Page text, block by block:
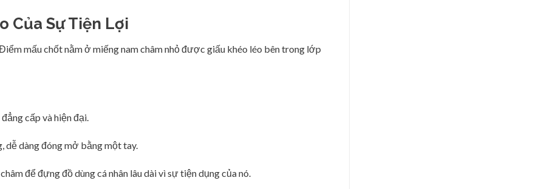
Của Sự Tiện Lợi
mấu chốt nằm ở miếng nam châm nhỏ được giấu khéo léo bên trong lớp
cấp và hiện đại.
dễ dàng đóng mở bằng một tay.
để đựng đồ dùng cá nhân lâu dài vì sự tiện dụng của nó.